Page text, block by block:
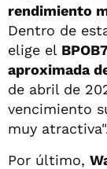
rendimiento
Dentro de
elige el
aproximada
de abril de
vencimiento
muy
Por último,